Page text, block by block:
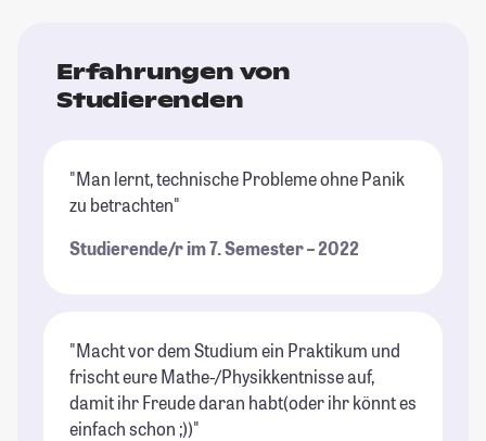
Erfahrungen von
Studierenden
"Man lernt, technische Probleme ohne Panik
zu betrachten"
Studierende/r im 7. Semester – 2022
"Macht vor dem Studium ein Praktikum und
frischt eure Mathe-/Physikkentnisse auf,
damit ihr Freude daran habt(oder ihr könnt es
einfach schon ;))"